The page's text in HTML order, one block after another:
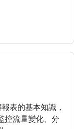
表的基本知識，
控流量變化、分